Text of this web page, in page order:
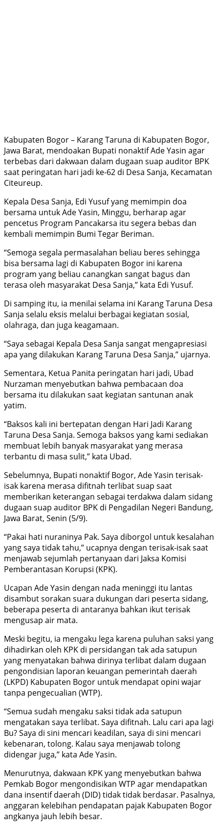
Kabupaten Bogor – Karang Taruna di Kabupaten Bogor,
Jawa Barat, mendoakan Bupati nonaktif Ade Yasin agar
terbebas dari dakwaan dalam dugaan suap auditor BPK
saat peringatan hari jadi ke-62 di Desa Sanja, Kecamatan
Citeureup.
Kepala Desa Sanja, Edi Yusuf yang memimpin doa
bersama untuk Ade Yasin, Minggu, berharap agar
pencetus Program Pancakarsa itu segera bebas dan
kembali memimpin Bumi Tegar Beriman.
“Semoga segala permasalahan beliau beres sehingga
bisa bersama lagi di Kabupaten Bogor ini karena
program yang beliau canangkan sangat bagus dan
terasa oleh masyarakat Desa Sanja,” kata Edi Yusuf.
Di samping itu, ia menilai selama ini Karang Taruna Desa
Sanja selalu eksis melalui berbagai kegiatan sosial,
olahraga, dan juga keagamaan.
“Saya sebagai Kepala Desa Sanja sangat mengapresiasi
apa yang dilakukan Karang Taruna Desa Sanja,” ujarnya.
Sementara, Ketua Panita peringatan hari jadi, Ubad
Nurzaman menyebutkan bahwa pembacaan doa
bersama itu dilakukan saat kegiatan santunan anak
yatim.
“Baksos kali ini bertepatan dengan Hari Jadi Karang
Taruna Desa Sanja. Semoga baksos yang kami sediakan
membuat lebih banyak masyarakat yang merasa
terbantu di masa sulit,” kata Ubad.
Sebelumnya, Bupati nonaktif Bogor, Ade Yasin terisak-
isak karena merasa difitnah terlibat suap saat
memberikan keterangan sebagai terdakwa dalam sidang
dugaan suap auditor BPK di Pengadilan Negeri Bandung,
Jawa Barat, Senin (5/9).
“Pakai hati nuraninya Pak. Saya diborgol untuk kesalahan
yang saya tidak tahu,” ucapnya dengan terisak-isak saat
menjawab sejumlah pertanyaan dari Jaksa Komisi
Pemberantasan Korupsi (KPK).
Ucapan Ade Yasin dengan nada meninggi itu lantas
disambut sorakan suara dukungan dari peserta sidang,
beberapa peserta di antaranya bahkan ikut terisak
mengusap air mata.
Meski begitu, ia mengaku lega karena puluhan saksi yang
dihadirkan oleh KPK di persidangan tak ada satupun
yang menyatakan bahwa dirinya terlibat dalam dugaan
pengondisian laporan keuangan pemerintah daerah
(LKPD) Kabupaten Bogor untuk mendapat opini wajar
tanpa pengecualian (WTP).
“Semua sudah mengaku saksi tidak ada satupun
mengatakan saya terlibat. Saya difitnah. Lalu cari apa lagi
Bu? Saya di sini mencari keadilan, saya di sini mencari
kebenaran, tolong. Kalau saya menjawab tolong
didengar juga,” kata Ade Yasin.
Menurutnya, dakwaan KPK yang menyebutkan bahwa
Pemkab Bogor mengondisikan WTP agar mendapatkan
dana insentif daerah (DID) tidak tidak berdasar. Pasalnya,
anggaran kelebihan pendapatan pajak Kabupaten Bogor
angkanya jauh lebih besar.